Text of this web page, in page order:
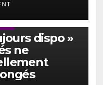
dispo »
ne